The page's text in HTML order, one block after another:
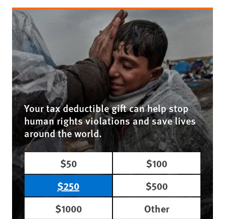
Your tax deductible gift can help stop
human rights violations and save lives
around the world.
$50
$100
$250
$500
$1000
Other